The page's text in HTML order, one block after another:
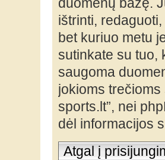
duomenų bazę.
ištrinti,
bet kuriuo metu
sutinkate su tuo,
saugoma
jokioms trečioms
sports.lt”, nei
dėl informacijos
Atgal į